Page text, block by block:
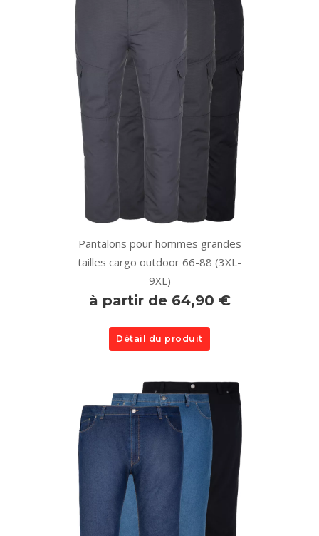
Pantalons pour hommes grandes
tailles cargo outdoor 66-88 (3XL-
9XL)
à partir de 64,90 €
Détail du produit